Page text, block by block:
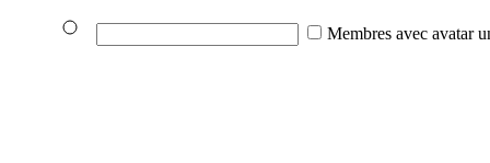
Membres avec avatar